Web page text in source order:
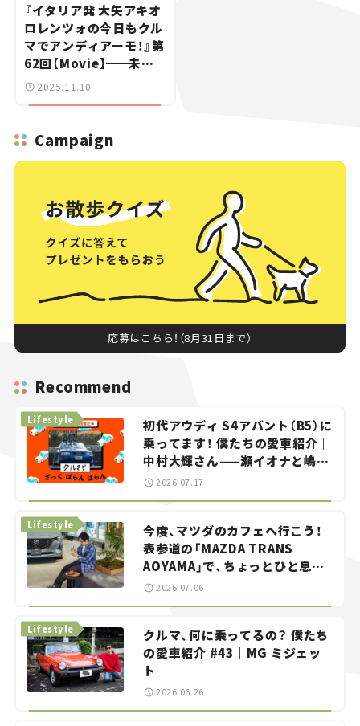
『イタリア発 大矢アキオ
ロレンツォの今日もクル
マでアンディアーモ！』第
62回【Movie】━━未知
の自動車ブランドも「カ
ト（オープンスペース編）
2025.11.10
Campaign
応募はこちら！（8月31日まで）
Recommend
初代アウディ S4アバント（B5）に
乗ってます！ 僕たちの愛車紹介｜
中村大輝さん——瀬イオナと嶋田
智之の「クルマでざっくばらんば
らん！」＃20
Lifestyle
2026.07.17
今度、マツダのカフェへ行こう！
表参道の「MAZDA TRANS
AOYAMA」で、ちょっとひと息。
——連載｜CCGとクルマでどうす
Lifestyle
2026.07.06
クルマ、何に乗ってるの？ 僕たち
の愛車紹介 #43｜MG ミジェッ
ト
Lifestyle
2026.06.26